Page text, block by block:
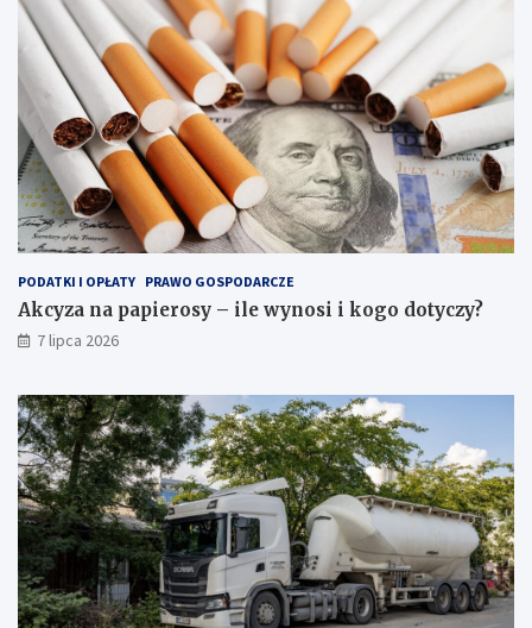
PODATKI I OPŁATY PRAWO GOSPODARCZE
Akcyza na papierosy – ile wynosi i kogo dotyczy?
7 lipca 2026